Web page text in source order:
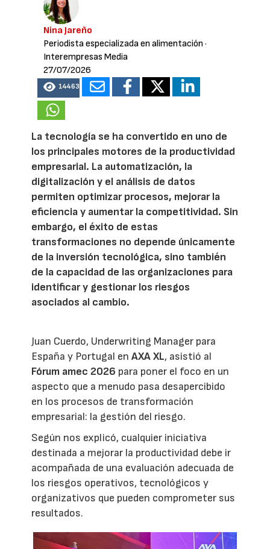
Nina Jareño
Periodista especializada en alimentación ·
Interempresas Media
27/07/2026
14463
La tecnología se ha convertido en uno de
los principales motores de la productividad
empresarial. La automatización, la
digitalización y el análisis de datos
permiten optimizar procesos, mejorar la
eficiencia y aumentar la competitividad. Sin
embargo, el éxito de estas
transformaciones no depende únicamente
de la inversión tecnológica, sino también
de la capacidad de las organizaciones para
identificar y gestionar los riesgos
asociados al cambio.
Juan Cuerdo, Underwriting Manager para
España y Portugal enAXA XL, asistió al
Fórum amec 2026 para poner el foco en un
aspecto que a menudo pasa desapercibido
en los procesos de transformación
empresarial: la gestión del riesgo.
Según nos explicó, cualquier iniciativa
destinada a mejorar la productividad debe ir
acompañada de una evaluación adecuada de
los riesgos operativos, tecnológicos y
organizativos que pueden comprometer sus
resultados.